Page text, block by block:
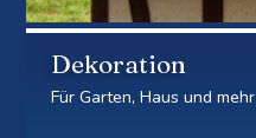
Dekoration
Für Garten, Haus und mehr